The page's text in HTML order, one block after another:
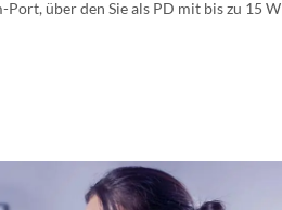
über den Sie als PD mit bis zu 15 W